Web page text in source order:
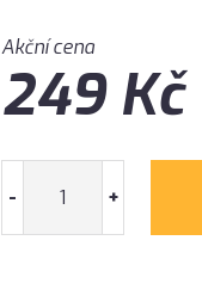
Akční cena
249Kč
- +